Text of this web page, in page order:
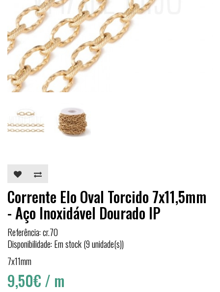
Corrente Elo Oval Torcido 7x11,5mm
- Aço Inoxidável Dourado IP
Referência: cr.70
Disponibilidade: Em stock (9 unidade(s))
7x11mm
9,50€ / m